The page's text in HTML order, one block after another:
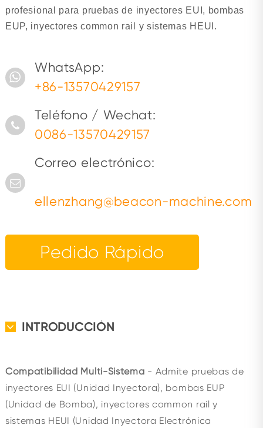
profesional para pruebas de inyectores EUI, bombas
EUP, inyectores common rail y sistemas HEUI.
WhatsApp:
+86-13570429157
Teléfono / Wechat:
0086-13570429157
Correo electrónico:
ellenzhang@beacon-machine.com
Pedido Rápido
INTRODUCCIÓN
Compatibilidad Multi-Sistema - Admite pruebas de
inyectores EUI (Unidad Inyectora), bombas EUP
(Unidad de Bomba), inyectores common rail y
sistemas HEUI (Unidad Inyectora Electrónica